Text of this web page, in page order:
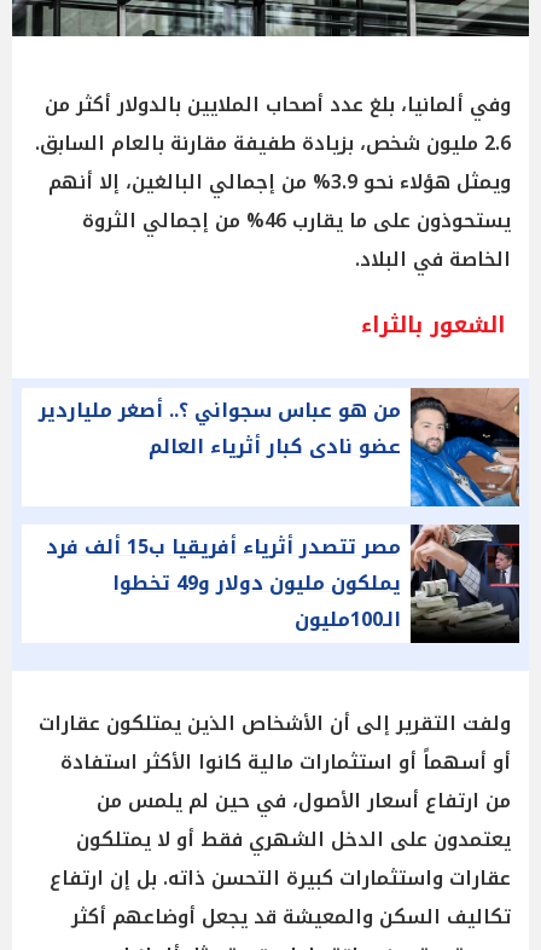
وفي ألمانيا، بلغ عدد أصحاب الملايين بالدولار أكثر من
2.6 مليون شخص، بزيادة طفيفة مقارنة بالعام السابق.
ويمثل هؤلاء نحو 3.9% من إجمالي البالغين، إلا أنهم
يستحوذون على ما يقارب 46% من إجمالي الثروة
الخاصة في البلاد.
الشعور بالثراء
من هو عباس سجواني ؟.. أصغر ملياردير
عضو نادى كبار أثرياء العالم
مصر تتصدر أثرياء أفريقيا ب15 ألف فرد
يملكون مليون دولار و49 تخطوا
الـ100مليون
ولفت التقرير إلى أن الأشخاص الذين يمتلكون عقارات
أو أسهماً أو استثمارات مالية كانوا الأكثر استفادة
من ارتفاع أسعار الأصول، في حين لم يلمس من
يعتمدون على الدخل الشهري فقط أو لا يمتلكون
عقارات واستثمارات كبيرة التحسن ذاته. بل إن ارتفاع
تكاليف السكن والمعيشة قد يجعل أوضاعهم أكثر